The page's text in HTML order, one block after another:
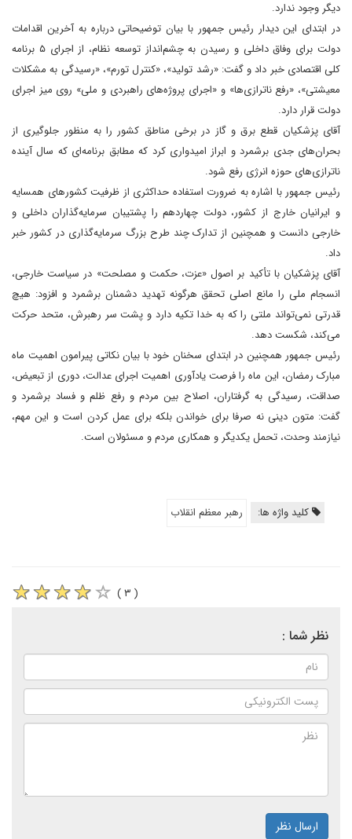
دیگر وجود ندارد.
در ابتدای این دیدار رئیس جمهور با بیان توضیحاتی درباره به آخرین اقدامات
دولت برای وفاق داخلی و رسیدن به چشم‌انداز توسعه نظام، از اجرای ۵ برنامه
کلی اقتصادی خبر داد و گفت: «رشد تولید»، «کنترل تورم»، «رسیدگی به مشکلات
معیشتی»، «رفع ناترازی‌ها» و «اجرای پروژه‌های راهبردی و ملی» روی میز اجرای
دولت قرار دارد.
آقای پزشکیان قطع برق و گاز در برخی مناطق کشور را به منظور جلوگیری از
بحران‌های جدی برشمرد و ابراز امیدواری کرد که مطابق برنامه‌ای که سال آینده
ناترازی‌های حوزه انرژی رفع شود.
رئیس جمهور با اشاره به ضرورت استفاده حداکثری از ظرفیت کشورهای همسایه
و ایرانیان خارج از کشور، دولت چهاردهم را پشتیبان سرمایه‌گذاران داخلی و
خارجی دانست و همچنین از تدارک چند طرح بزرگ سرمایه‌گذاری در کشور خبر
داد.
آقای پزشکیان با تأکید بر اصول «عزت، حکمت و مصلحت» در سیاست خارجی،
انسجام ملی را مانع اصلی تحقق هرگونه تهدید دشمنان برشمرد و افزود: هیچ
قدرتی نمی‌تواند ملتی را که به خدا تکیه دارد و پشت سر رهبرش، متحد حرکت
می‌کند، شکست دهد.
رئیس جمهور همچنین در ابتدای سخنان خود با بیان نکاتی پیرامون اهمیت ماه
مبارک رمضان، این ماه را فرصت یادآوری اهمیت اجرای عدالت، دوری از تبعیض،
صداقت، رسیدگی به گرفتاران، اصلاح بین مردم و رفع ظلم و فساد برشمرد و
گفت: متون دینی نه صرفا برای خواندن بلکه برای عمل کردن است و این مهم،
نیازمند وحدت، تحمل یکدیگر و همکاری مردم و مسئولان است.
کلید واژه ها: رهبر معظم انقلاب
( ۳ )
نظر شما :
ارسال نظر